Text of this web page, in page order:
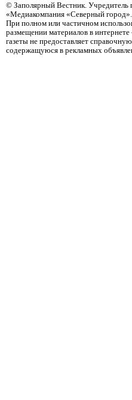
© Заполярный Вестник.
«Медиакомпания «Северный
При полном или частичном
размещении материалов в
газеты не предоставляет
содержащуюся в рекламных